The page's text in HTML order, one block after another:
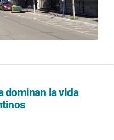
dominan la vida